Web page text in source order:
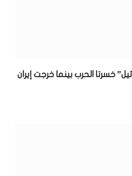
خسرتا الحرب بينما خرجت إيران